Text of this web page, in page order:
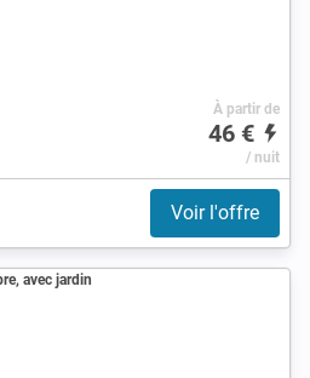
À partir de
46 €
/ nuit
Voir l'offre